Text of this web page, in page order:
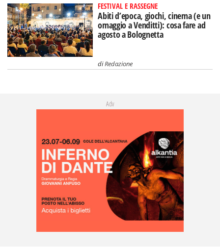
FESTIVAL E RASSEGNE
Abiti d’epoca, giochi, cinema (e un
omaggio a Venditti): cosa fare ad
agosto a Bolognetta
diRedazione
Adv